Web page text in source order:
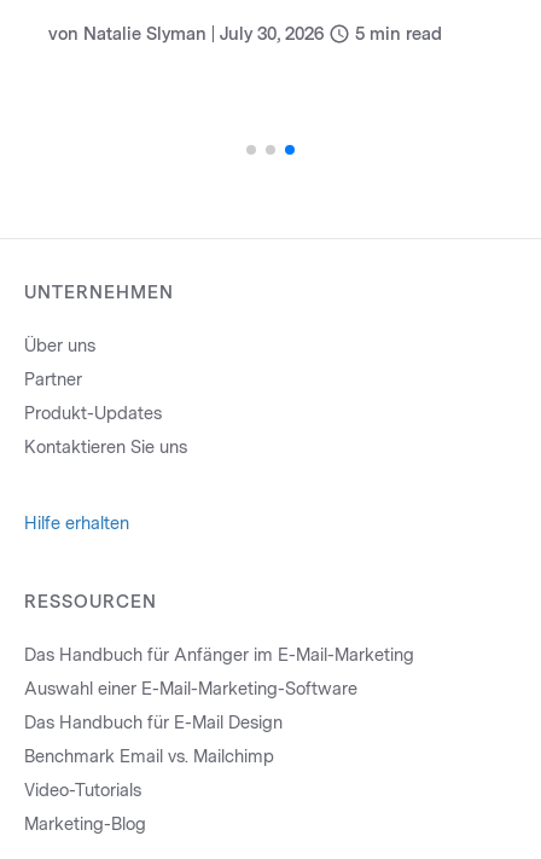
(und wie Sie damit umgehen)
von Natalie Slyman July 30, 2026 5 min read
UNTERNEHMEN
Über uns
Partner
Produkt-Updates
Kontaktieren Sie uns
Hilfe erhalten
RESSOURCEN
Das Handbuch für Anfänger im E-Mail-Marketing
Auswahl einer E-Mail-Marketing-Software
Das Handbuch für E-Mail Design
Benchmark Email vs. Mailchimp
Video-Tutorials
Marketing-Blog